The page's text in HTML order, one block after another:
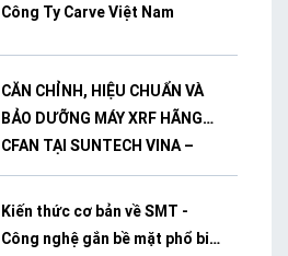
Công Ty Carve Việt Nam
CĂN CHỈNH, HIỆU CHUẨN VÀ
BẢO DƯỠNG MÁY XRF HÃNG
CFAN TẠI SUNTECH VINA –
BÌNH DƯƠNG
Kiến thức cơ bản về SMT -
Công nghệ gắn bề mặt phổ biến